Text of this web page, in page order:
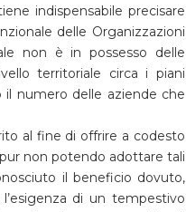
indispensabile precisare
delle Organizzazioni
non è in possesso delle
territoriale circa i piani
numero delle aziende che
al fine di offrire a codesto
non potendo adottare tali
il beneficio dovuto,
di un tempestivo